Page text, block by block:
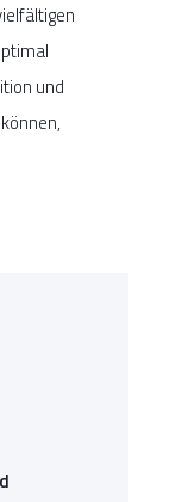
und